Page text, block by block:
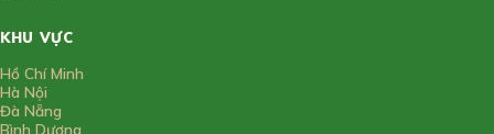
KHU VỰC
Hồ Chí Minh
Hà Nội
Đà Nẵng
Bình Dương